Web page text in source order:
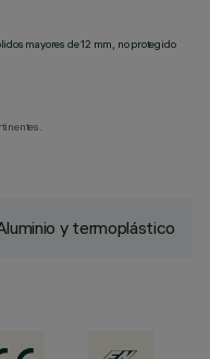
mayores de 12 mm, no protegido
y termoplástico